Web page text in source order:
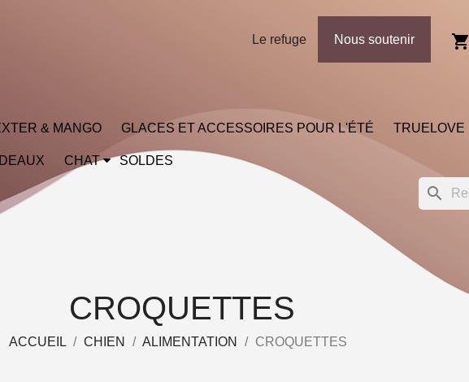
shopping_cart
Le refuge Nous soutenir
& MANGO GLACES ET ACCESSOIRES POUR L'ÉTÉ TRUELOVE
CHAT SOLDES
search
CROQUETTES
ACCUEIL CHIEN ALIMENTATION CROQUETTES